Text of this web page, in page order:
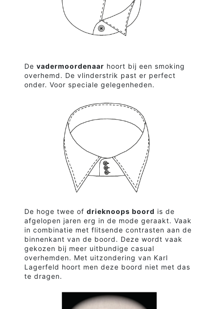
De vadermoordenaar hoort bij een smoking
overhemd. De vlinderstrik past er perfect
onder. Voor speciale gelegenheden.
De hoge twee of drieknoops boord is de
afgelopen jaren erg in de mode geraakt. Vaak
in combinatie met flitsende contrasten aan de
binnenkant van de boord. Deze wordt vaak
gekozen bij meer uitbundige casual
overhemden. Met uitzondering van Karl
Lagerfeld hoort men deze boord niet met das
te dragen.